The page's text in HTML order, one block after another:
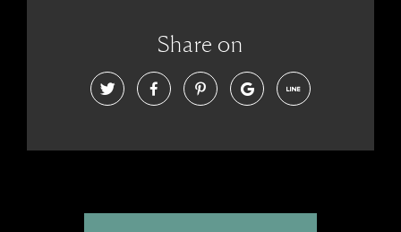
Share on